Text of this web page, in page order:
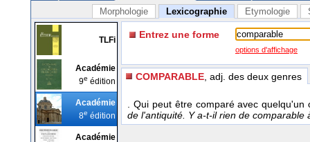
Morphologie Lexicographie Etymologie
TLFi
Académie
9e édition
Académie
8e édition
Académie
Entrez une forme
options d'affichage
COMPARABLE , adj. des deux genres
. Qui peut être comparé avec
de l'antiquité. Y a-t-il rien de comparable